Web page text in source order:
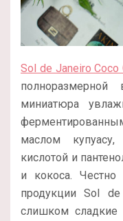
Sol de Janeiro Coco
полноразмерной
миниатюра
маслом
кислотой и
и кокоса.
продукции Sol
слишком сладкие